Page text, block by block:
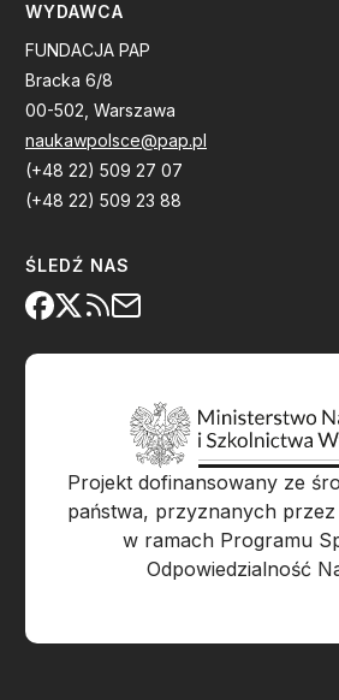
WYDAWCA
FUNDACJA PAP
Bracka 6/8
00-502, Warszawa
naukawpolsce@pap.pl
(+48 22) 509 27 07
(+48 22) 509 23 88
ŚLEDŹ NAS
Projekt dofinansowany ze
państwa, przyznanych
w ramach Programu
Odpowiedzialność